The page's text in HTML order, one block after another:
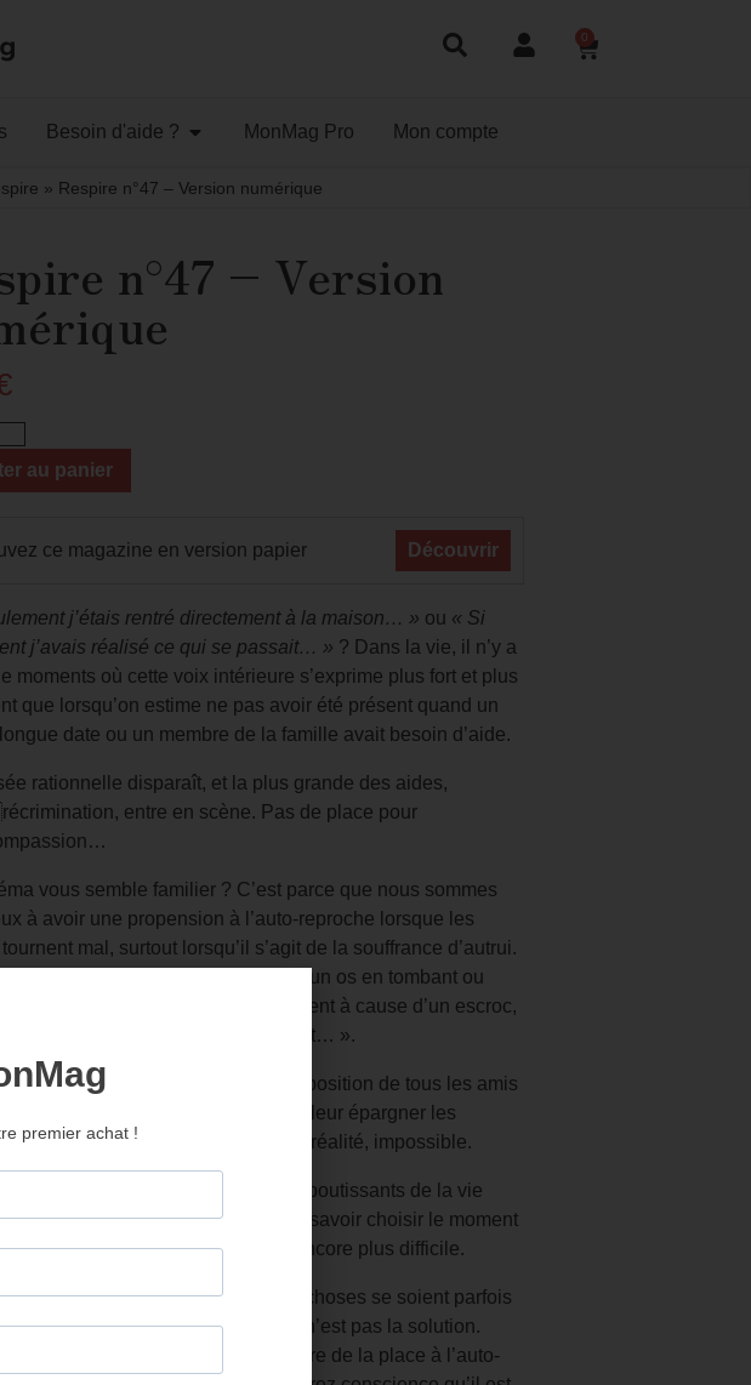
0
Besoin d'aide ? MonMag Pro Mon compte
» Respire n°47 – Version numérique
n°47 – Version
au panier
ce magazine en version papier Découvrir
j’étais rentré directement à la maison… » ou « Si
j’avais réalisé ce qui se passait… » ? Dans la vie, il n’y a
moments où cette voix intérieure s’exprime plus fort et plus
que lorsqu’on estime ne pas avoir été présent quand un
date ou un membre de la famille avait besoin d’aide.
rationnelle disparaît, et la plus grande des aides,
entre en scène. Pas de place pour
vous semble familier ? C’est parce que nous sommes
à avoir une propension à l’auto-reproche lorsque les
mal, surtout lorsqu’il s’agit de la souffrance d’autrui.
d’un parent âgé qui se casse un os en tombant ou
qui vit une rupture ou perd son argent à cause d’un escroc,
de tomber dans le « si seulement… ».
l’idée que l’on puisse être à la disposition de tous les amis
de la famille en permanence et leur épargner les
de malheur ou de maladie est, en réalité, impossible.
véritablement les tenants et les aboutissants de la vie
personne est déjà un défi mais savoir choisir le moment
intervenir et offrir de l’aide est encore plus difficile.
il est naturel de souhaiter que les choses se soient parfois
différemment mais l’autocritique n’est pas la solution.
mesure du possible, essayez de faire de la place à l’auto-